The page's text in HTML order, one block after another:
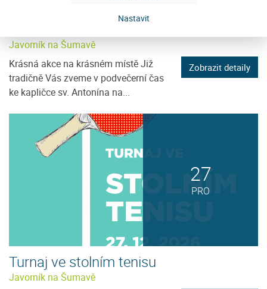
Nastavit
Javorník na Šumavě
Krásná akce na krásném místě Již
tradičně Vás zveme v podvečerní čas
ke kapličce sv. Antonína na...
Zobrazit detaily
27
PRO
Turnaj ve stolním tenisu
Javorník na Šumavě